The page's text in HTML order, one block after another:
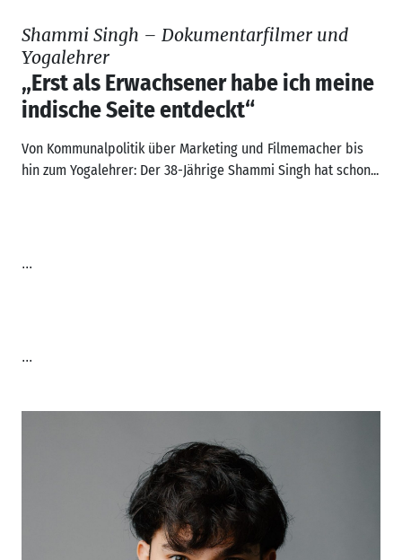
Shammi Singh – Dokumentarfilmer und
Yogalehrer
„Erst als Erwachsener habe ich meine
indische Seite entdeckt“
Von Kommunalpolitik über Marketing und Filmemacher bis
hin zum Yogalehrer: Der 38-Jährige Shammi Singh hat schon...
...
...